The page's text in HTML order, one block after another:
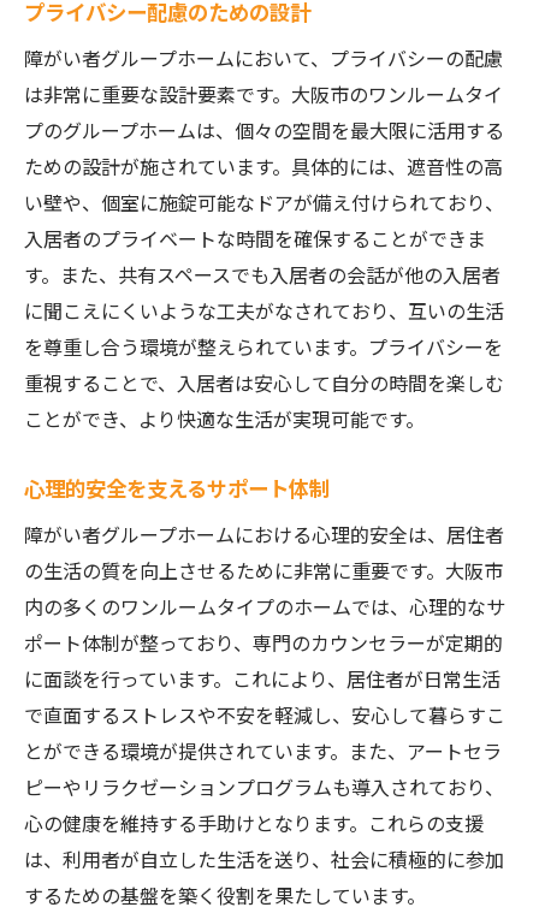
プライバシー配慮のための設計
障がい者グループホームにおいて、プライバシーの配慮
は非常に重要な設計要素です。大阪市のワンルームタイ
プのグループホームは、個々の空間を最大限に活用する
ための設計が施されています。具体的には、遮音性の高
い壁や、個室に施錠可能なドアが備え付けられており、
入居者のプライベートな時間を確保することができま
す。また、共有スペースでも入居者の会話が他の入居者
に聞こえにくいような工夫がなされており、互いの生活
を尊重し合う環境が整えられています。プライバシーを
重視することで、入居者は安心して自分の時間を楽しむ
ことができ、より快適な生活が実現可能です。
心理的安全を支えるサポート体制
障がい者グループホームにおける心理的安全は、居住者
の生活の質を向上させるために非常に重要です。大阪市
内の多くのワンルームタイプのホームでは、心理的なサ
ポート体制が整っており、専門のカウンセラーが定期的
に面談を行っています。これにより、居住者が日常生活
で直面するストレスや不安を軽減し、安心して暮らすこ
とができる環境が提供されています。また、アートセラ
ピーやリラクゼーションプログラムも導入されており、
心の健康を維持する手助けとなります。これらの支援
は、利用者が自立した生活を送り、社会に積極的に参加
するための基盤を築く役割を果たしています。